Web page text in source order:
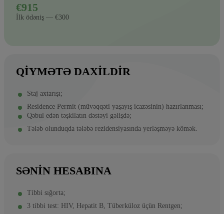
€915
İlk ödəniş — €300
QIYMƏTƏ DAXILDIR
Staj axtarışı;
Residence Permit (müvəqqəti yaşayış icazəsinin) hazırlanması;
Qəbul edən təşkilatın dəstəyi gəlişdə;
Tələb olunduqda tələbə rezidensiyasında yerləşməyə kömək.
SƏNIN HESABINA
Tibbi sığorta;
3 tibbi test: HIV, Hepatit B, Tüberküloz üçün Rentgen;